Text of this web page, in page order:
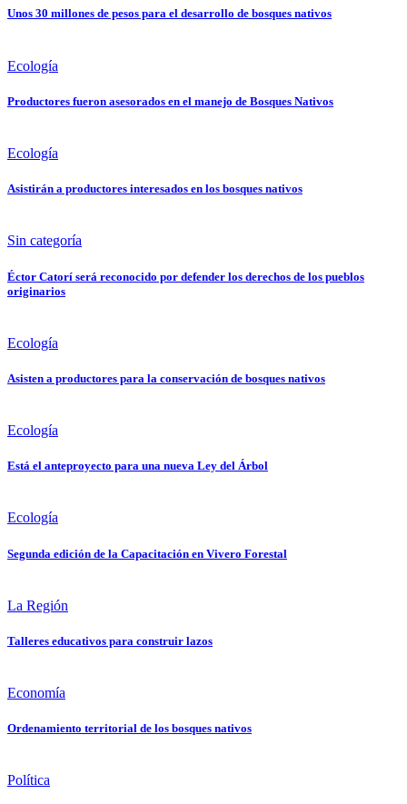
Unos 30 millones de pesos para el desarrollo de bosques nativos
Ecología
Productores fueron asesorados en el manejo de Bosques Nativos
Ecología
Asistirán a productores interesados en los bosques nativos
Sin categoría
Éctor Catorí será reconocido por defender los derechos de los pueblos
originarios
Ecología
Asisten a productores para la conservación de bosques nativos
Ecología
Está el anteproyecto para una nueva Ley del Árbol
Ecología
Segunda edición de la Capacitación en Vivero Forestal
La Región
Talleres educativos para construir lazos
Economía
Ordenamiento territorial de los bosques nativos
Política